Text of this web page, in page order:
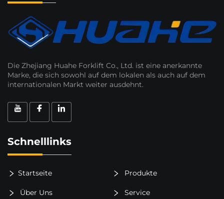
Die Zhejiang Huahe Forklift Co., Ltd. ist eine anerkannte
Marke, die sich sowohl auf dem lokalen als auch auf dem
internationalen Markt weiter ausdehnt.
Schnelllinks
Startseite Produkte
Über Uns Service